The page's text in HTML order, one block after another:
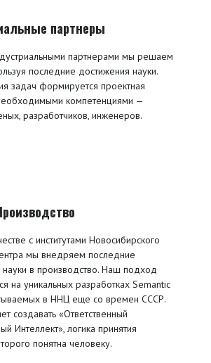
партнеры
партнерами мы решаем
последние достижения науки.
задач формируется проектная
компетенциями —
разработчиков, инженеров.
с институтами Новосибирского
мы внедряем последние
науки в производство. Наш подход
на уникальных разработках Semantic
в ННЦ еще со времен СССР.
создавать «Ответственный
Интеллект», логика принятия
понятна человеку.